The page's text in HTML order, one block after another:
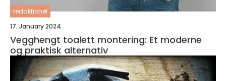
redaktionel
17. January 2024
Vegghengt toalett montering: Et moderne
og praktisk alternativ